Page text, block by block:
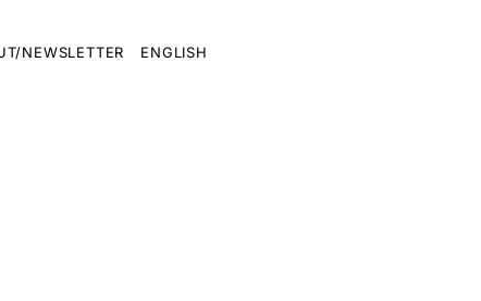
NEWSLETTER ENGLISH